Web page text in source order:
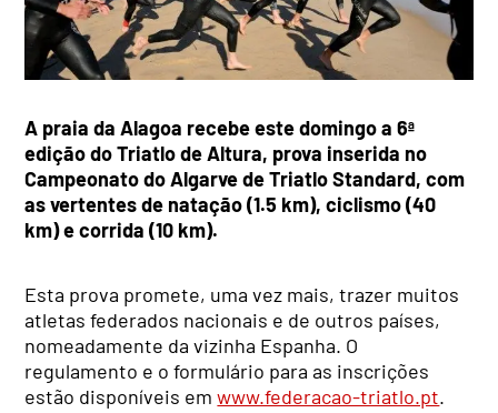
A praia da Alagoa recebe este domingo a 6ª
edição do Triatlo de Altura, prova inserida no
Campeonato do Algarve de Triatlo Standard, com
as vertentes de natação (1.5 km), ciclismo (40
km) e corrida (10 km).
Esta prova promete, uma vez mais, trazer muitos
atletas federados nacionais e de outros países,
nomeadamente da vizinha Espanha. O
regulamento e o formulário para as inscrições
estão disponíveis emwww.federacao-triatlo.pt.